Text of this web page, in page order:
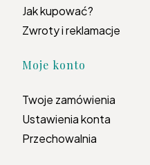
Jak kupować?
Zwroty i reklamacje
Moje konto
Twoje zamówienia
Ustawienia konta
Przechowalnia